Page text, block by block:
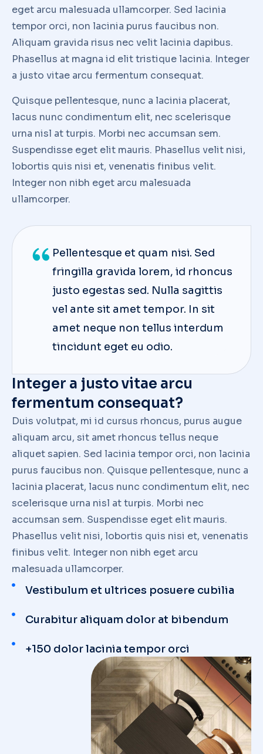
eget arcu malesuada ullamcorper. Sed lacinia
tempor orci, non lacinia purus faucibus non.
Aliquam gravida risus nec velit lacinia dapibus.
Phasellus at magna id elit tristique lacinia. Integer
a justo vitae arcu fermentum consequat.
Quisque pellentesque, nunc a lacinia placerat,
lacus nunc condimentum elit, nec scelerisque
urna nisl at turpis. Morbi nec accumsan sem.
Suspendisse eget elit mauris. Phasellus velit nisi,
lobortis quis nisi et, venenatis finibus velit.
Integer non nibh eget arcu malesuada
ullamcorper.
Pellentesque et quam nisi. Sed
fringilla gravida lorem, id rhoncus
justo egestas sed. Nulla sagittis
vel ante sit amet tempor. In sit
amet neque non tellus interdum
tincidunt eget eu odio.
Integer a justo vitae arcu
fermentum consequat?
Duis volutpat, mi id cursus rhoncus, purus augue
aliquam arcu, sit amet rhoncus tellus neque
aliquet sapien. Sed lacinia tempor orci, non lacinia
purus faucibus non. Quisque pellentesque, nunc a
lacinia placerat, lacus nunc condimentum elit, nec
scelerisque urna nisl at turpis. Morbi nec
accumsan sem. Suspendisse eget elit mauris.
Phasellus velit nisi, lobortis quis nisi et, venenatis
finibus velit. Integer non nibh eget arcu
malesuada ullamcorper.
Vestibulum et ultrices posuere cubilia
Curabitur aliquam dolor at bibendum
+150 dolor lacinia tempor orci